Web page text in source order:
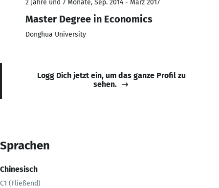
2 Jahre und 7 Monate, Sep. 2014 - März 2017
Master Degree in Economics
Donghua University
Logg Dich jetzt ein, um das ganze Profil zu
sehen.
Sprachen
Chinesisch
C1 (Fließend)